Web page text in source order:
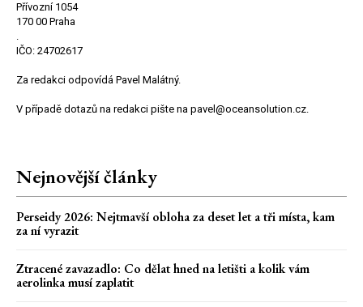
Přívozní 1054
170 00 Praha
.
IČO: 24702617
Za redakci odpovídá Pavel Malátný.
V případě dotazů na redakci pište na pavel@oceansolution.cz.
Nejnovější články
Perseidy 2026: Nejtmavší obloha za deset let a tři místa, kam
za ní vyrazit
Ztracené zavazadlo: Co dělat hned na letišti a kolik vám
aerolinka musí zaplatit